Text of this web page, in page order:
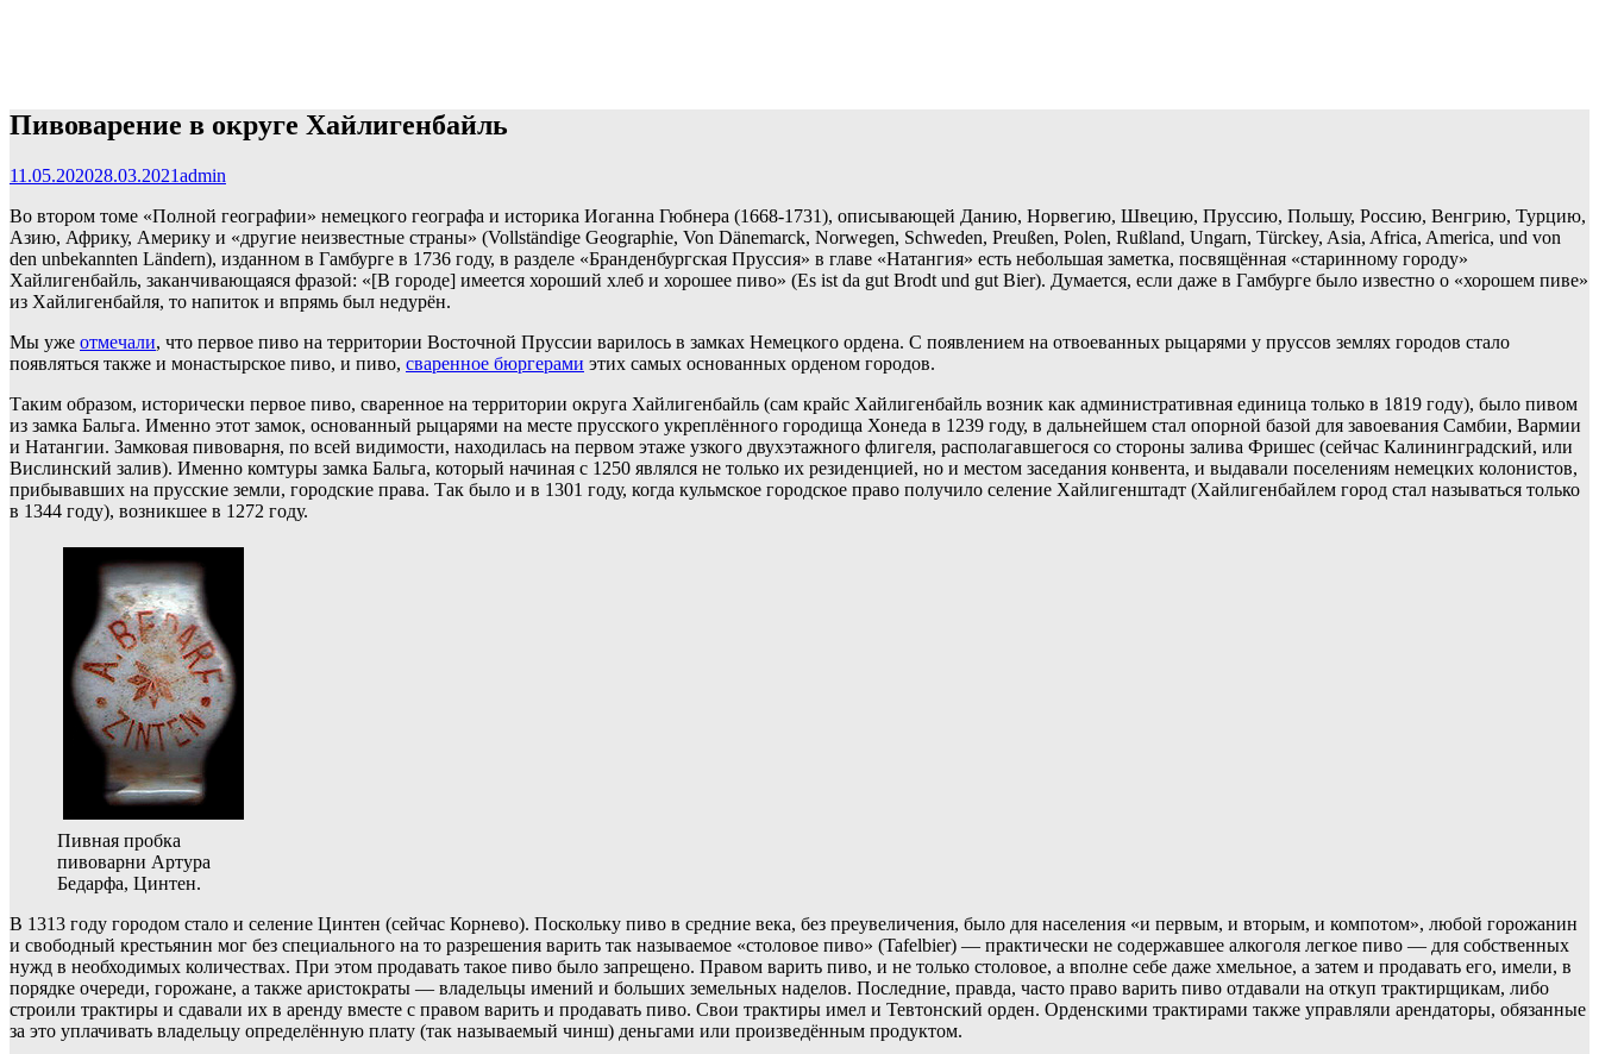
Пивоварение в округе Хайлигенбайль
11.05.202028.03.2021admin
Во втором томе «Полной географии» немецкого географа и историка Иоганна Гюбнера (1668-1731), описывающей Данию, Норвегию, Швецию, Пруссию, Польшу, Россию, Венгрию, Турцию,
Азию, Африку, Америку и «другие неизвестные страны» (Vollständige Geographie, Von Dänemarck, Norwegen, Schweden, Preußen, Polen, Rußland, Ungarn, Türckey, Asia, Africa, America, und von
den unbekannten Ländern), изданном в Гамбурге в 1736 году, в разделе «Бранденбургская Пруссия» в главе «Натангия» есть небольшая заметка, посвящённая «старинному городу»
Хайлигенбайль, заканчивающаяся фразой: «[В городе] имеется хороший хлеб и хорошее пиво» (Es ist da gut Brodt und gut Bier). Думается, если даже в Гамбурге было известно о «хорошем пиве»
из Хайлигенбайля, то напиток и впрямь был недурён.
Мы уже отмечали, что первое пиво на территории Восточной Пруссии варилось в замках Немецкого ордена. С появлением на отвоеванных рыцарями у пруссов землях городов стало
появляться также и монастырское пиво, и пиво, сваренное бюргерами этих самых основанных орденом городов.
Таким образом, исторически первое пиво, сваренное на территории округа Хайлигенбайль (сам крайс Хайлигенбайль возник как административная единица только в 1819 году), было пивом
из замка Бальга. Именно этот замок, основанный рыцарями на месте прусского укреплённого городища Хонеда в 1239 году, в дальнейшем стал опорной базой для завоевания Самбии, Вармии
и Натангии. Замковая пивоварня, по всей видимости, находилась на первом этаже узкого двухэтажного флигеля, располагавшегося со стороны залива Фришес (сейчас Калининградский, или
Вислинский залив). Именно комтуры замка Бальга, который начиная с 1250 являлся не только их резиденцией, но и местом заседания конвента, и выдавали поселениям немецких колонистов,
прибывавших на прусские земли, городские права. Так было и в 1301 году, когда кульмское городское право получило селение Хайлигенштадт (Хайлигенбайлем город стал называться только
в 1344 году), возникшее в 1272 году.
Пивная пробка
пивоварни Артура
Бедарфа, Цинтен.
В 1313 году городом стало и селение Цинтен (сейчас Корнево). Поскольку пиво в средние века, без преувеличения, было для населения «и первым, и вторым, и компотом», любой горожанин
и свободный крестьянин мог без специального на то разрешения варить так называемое «столовое пиво» (Tafelbier) — практически не содержавшее алкоголя легкое пиво — для собственных
нужд в необходимых количествах. При этом продавать такое пиво было запрещено. Правом варить пиво, и не только столовое, а вполне себе даже хмельное, а затем и продавать его, имели, в
порядке очереди, горожане, а также аристократы — владельцы имений и больших земельных наделов. Последние, правда, часто право варить пиво отдавали на откуп трактирщикам, либо
строили трактиры и сдавали их в аренду вместе с правом варить и продавать пиво. Свои трактиры имел и Тевтонский орден. Орденскими трактирами также управляли арендаторы, обязанные
за это уплачивать владельцу определённую плату (так называемый чинш) деньгами или произведённым продуктом.